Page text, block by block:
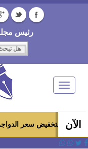
رئيس
Toggle
navigation
الآن
المجمدة إلى 100 جنيه للكيلو بالمجمعات الاستهلاكية